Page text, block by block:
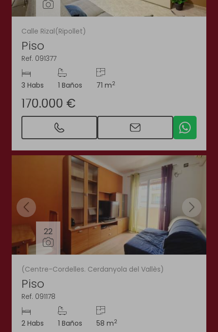
Calle Rizal(Ripollet)
Piso
Ref. 091377
3 Habs 1 Baños 71 m2
170.000 €
22
(Centre-Cordelles. Cerdanyola del Vallès)
Piso
Ref. 091178
2 Habs 1 Baños 58 m2